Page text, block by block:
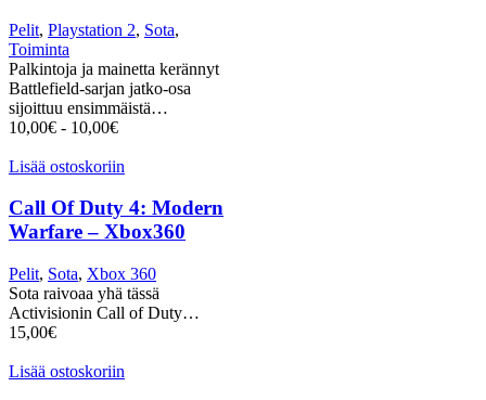
Pelit, Playstation 2, Sota,
Toiminta
Palkintoja ja mainetta kerännyt
Battlefield-sarjan jatko-osa
sijoittuu ensimmäistä…
10,00€ - 10,00€
Lisää ostoskoriin
Call Of Duty 4: Modern
Warfare – Xbox360
Pelit, Sota, Xbox 360
Sota raivoaa yhä tässä
Activisionin Call of Duty…
15,00€
Lisää ostoskoriin